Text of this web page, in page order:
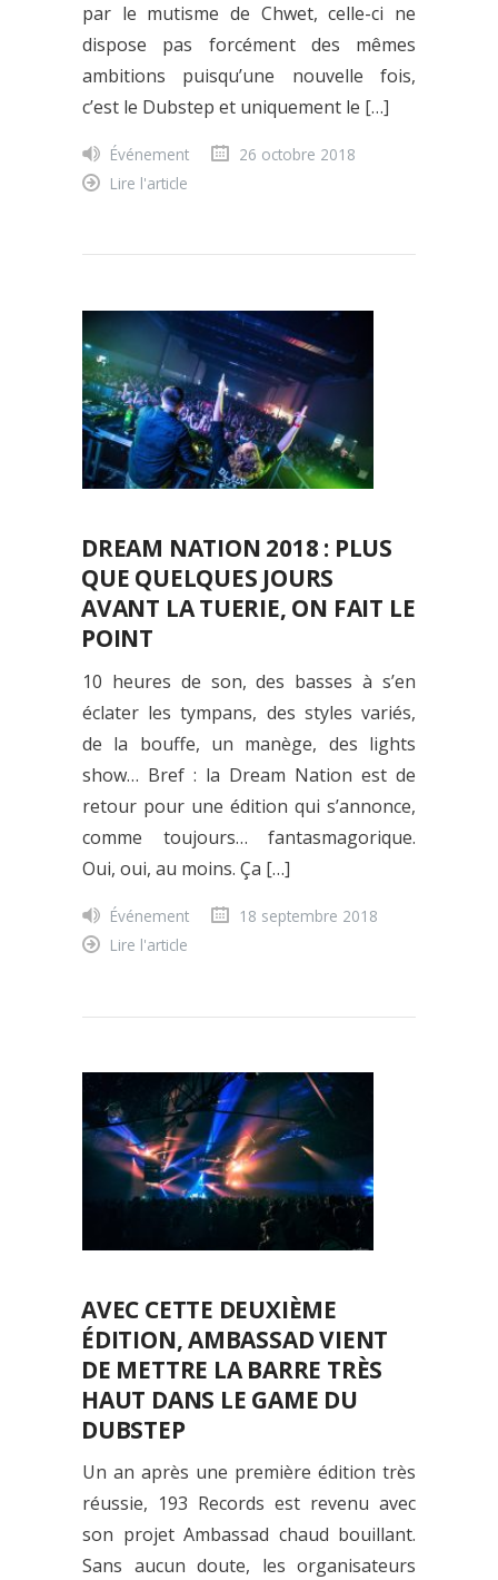
par le mutisme de Chwet, celle-ci ne
dispose pas forcément des mêmes
ambitions puisqu’une nouvelle fois,
c’est le Dubstep et uniquement le […]
Événement
26 octobre 2018
Lire l'article
DREAM NATION 2018 : PLUS
QUE QUELQUES JOURS
AVANT LA TUERIE, ON FAIT LE
POINT
10 heures de son, des basses à s’en
éclater les tympans, des styles variés,
de la bouffe, un manège, des lights
show… Bref : la Dream Nation est de
retour pour une édition qui s’annonce,
comme toujours… fantasmagorique.
Oui, oui, au moins. Ça […]
Événement
18 septembre 2018
Lire l'article
AVEC CETTE DEUXIÈME
ÉDITION, AMBASSAD VIENT
DE METTRE LA BARRE TRÈS
HAUT DANS LE GAME DU
DUBSTEP
Un an après une première édition très
réussie, 193 Records est revenu avec
son projet Ambassad chaud bouillant.
Sans aucun doute, les organisateurs